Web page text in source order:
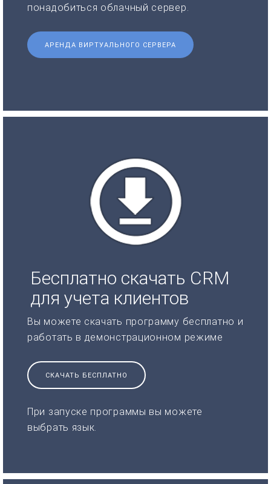
понадобиться облачный сервер.
АРЕНДА ВИРТУАЛЬНОГО СЕРВЕРА
Бесплатно скачать CRM
для учета клиентов
Вы можете скачать программу бесплатно и
работать в демонстрационном режиме
СКАЧАТЬ БЕСПЛАТНО
При запуске программы вы можете
выбрать язык.